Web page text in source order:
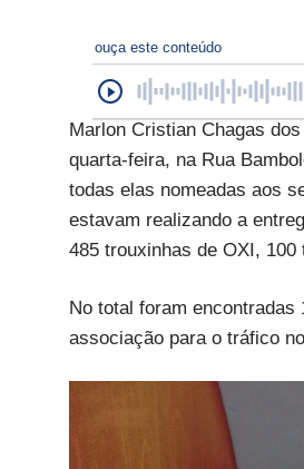
ouça este conteúdo
Marlon Cristian Chagas
quarta-feira, na Rua
todas elas nomeadas aos
estavam realizando a
485 trouxinhas de OXI,
No total foram
associação para o tráfico